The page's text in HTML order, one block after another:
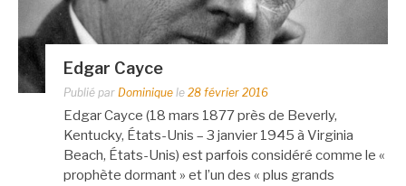
Edgar Cayce
Publié par Dominique le 28 février 2016
Edgar Cayce (18 mars 1877 près de Beverly,
Kentucky, États-Unis – 3 janvier 1945 à Virginia
Beach, États-Unis) est parfois considéré comme le «
prophète dormant » et l’un des « plus grands